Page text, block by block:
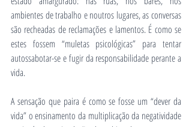
ambientes de trabalho e noutros lugares, as conversas
são recheadas de reclamações e lamentos. É como se
estes fossem “muletas psicológicas” para tentar
autossabotar-se e fugir da responsabilidade perante a
vida.
A sensação que paira é como se fosse um “dever da
vida” o ensinamento da multiplicação da negatividade